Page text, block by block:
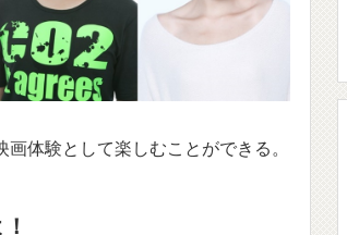
画体験として楽しむことができる。